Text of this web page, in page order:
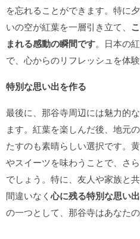
を忘れることができます。特に
いの空が紅葉を一層引き立て、
まれる感動の瞬間です。日本の
で、心からのリフレッシュを体験
特別な思い出を作る
最後に、那谷寺周辺には魅力的
ます。紅葉を楽しんだ後、地元
たすのも素晴らしい選択です。
やスイーツを味わうことで、さ
でしょう。特に、友人や家族と
間違いなく心に残る特別な思い
の一つとして、那谷寺はあなた